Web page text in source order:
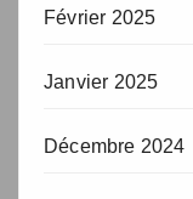
Février 2025
Janvier 2025
Décembre 2024